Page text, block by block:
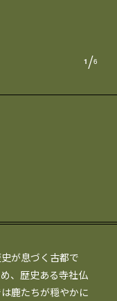
が息づく古都で
、歴史ある寺社仏
鹿たちが穏やかに
1 /6